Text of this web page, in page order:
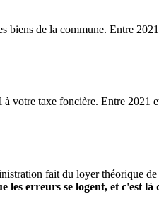
biens de la commune. Entre
votre taxe foncière. Entre 2021
fait du loyer théorique
les erreurs se logent, et c'est là